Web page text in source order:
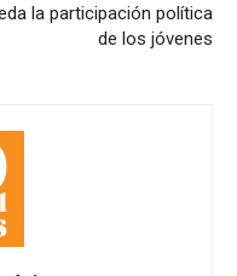
la participación política
de los jóvenes